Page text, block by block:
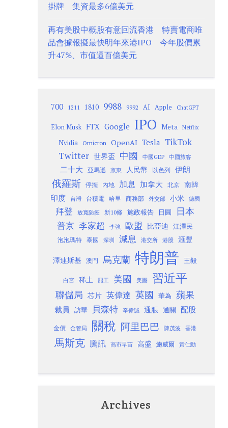
掛牌 集資最多6億美元
再有美股中概股有意回流香港 特賣電商唯
品會據報擬最快明年來港IPO 今年股價累
升47%、市值逼百億美元
700 1211 1810 9988 9992 AI Apple ChatGPT
Elon Musk FTX Google IPO Meta Netflix
Nvidia Omicron OpenAI Tesla TikTok
Twitter 世界盃 中國 中國GDP 中國旅客
二十大 亞馬遜 京東 人民幣 以色列 伊朗
俄羅斯 停擺 內地 加息 加拿大 北京
南韓
印度
台灣 台積電 哈里 商務部 外交部 小米 德國
拜登 放寬防疫 新10條 施政報告 日圓 日本
普京 李家超 李強 歐盟 比亞迪 江澤民
泡泡瑪特 泰國 深圳 減息 港交所 港股 滙豐
澤連斯基 澳門 烏克蘭 特朗普 王毅
白宮 稀土 罷工 美國 美團 習近平
聯儲局 芯片 英偉達 英國 華為 蘋果
裁員 訪華 貝森特 辛偉誠 通脹 通關 配股
金價 金管局 關稅 阿里巴巴 陳茂波 香港
馬斯克 騰訊 高市早苗 高盛 鮑威爾 黃仁勳
Archives